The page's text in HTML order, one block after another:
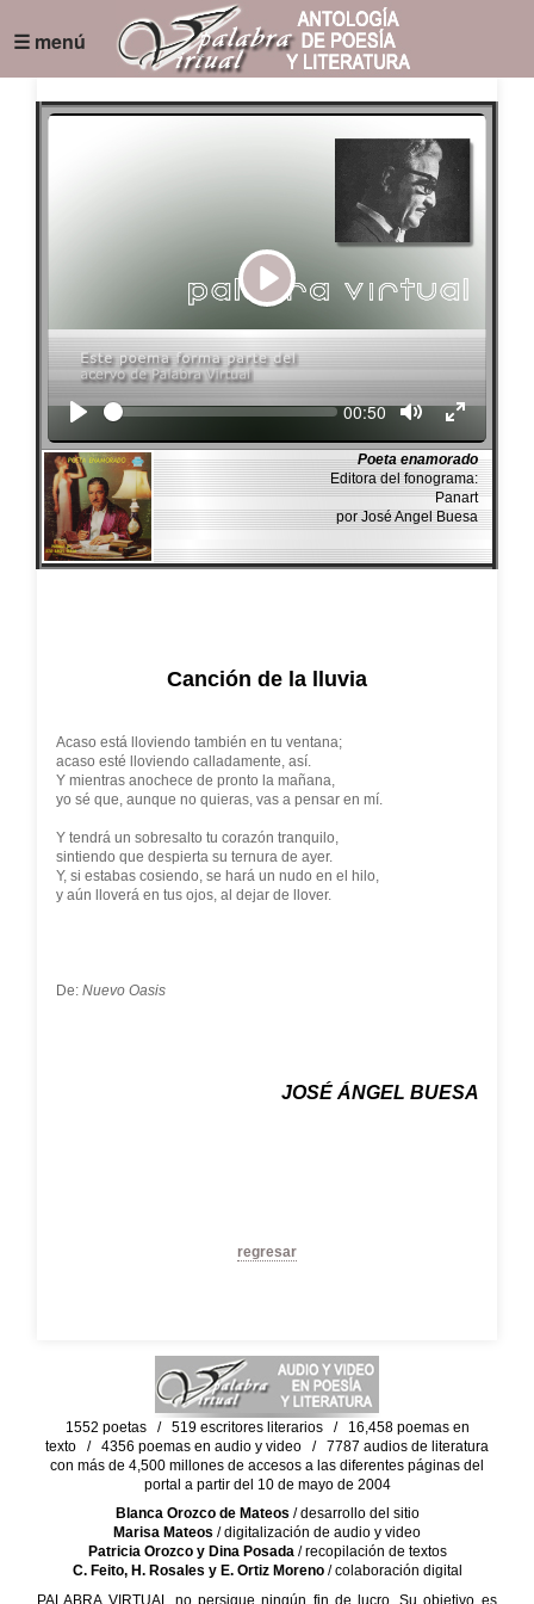
☰ menú
Play
Seek Current
00:50
Poeta enamorado
Editora del fonograma:
Panart
por José Angel Buesa
Canción de la lluvia
Acaso está lloviendo también en tu ventana;
acaso esté lloviendo calladamente, así.
Y mientras anochece de pronto la mañana,
yo sé que, aunque no quieras, vas a pensar en mí.
Y tendrá un sobresalto tu corazón tranquilo,
sintiendo que despierta su ternura de ayer.
Y, si estabas cosiendo, se hará un nudo en el hilo,
y aún lloverá en tus ojos, al dejar de llover.
De: Nuevo Oasis
JOSÉ ÁNGEL BUESA
regresar
1552 poetas / 519 escritores literarios / 16,458 poemas en
texto / 4356 poemas en audio y video / 7787 audios de literatura
con más de 4,500 millones de accesos a las diferentes páginas del
portal a partir del 10 de mayo de 2004
Blanca Orozco de Mateos / desarrollo del sitio
Marisa Mateos / digitalización de audio y video
Patricia Orozco y Dina Posada/ recopilación de textos
C. Feito, H. Rosales y E. Ortiz Moreno/ colaboración digital
PALABRA VIRTUAL no persigue ningún fin de lucro. Su objetivo es